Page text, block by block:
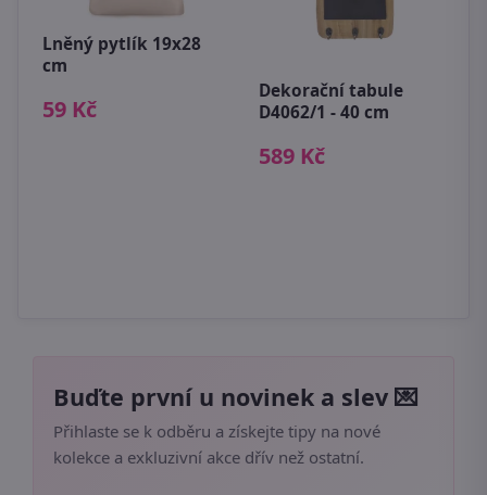
Lněný pytlík 19x28
cm
59 Kč
Dekorační tabule
D4062/1 - 40 cm
589 Kč
Buďte první u novinek a slev 💌
Přihlaste se k odběru a získejte tipy na nové
kolekce a exkluzivní akce dřív než ostatní.